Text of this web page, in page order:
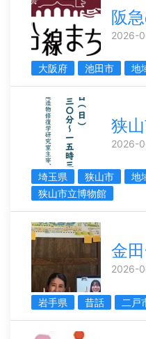
阪
2026-
大阪府 池田市 地
狭
2026-
埼玉県 狭山市 地
狭山市立博物館
金
2026-
岩手県 昔話 二戸